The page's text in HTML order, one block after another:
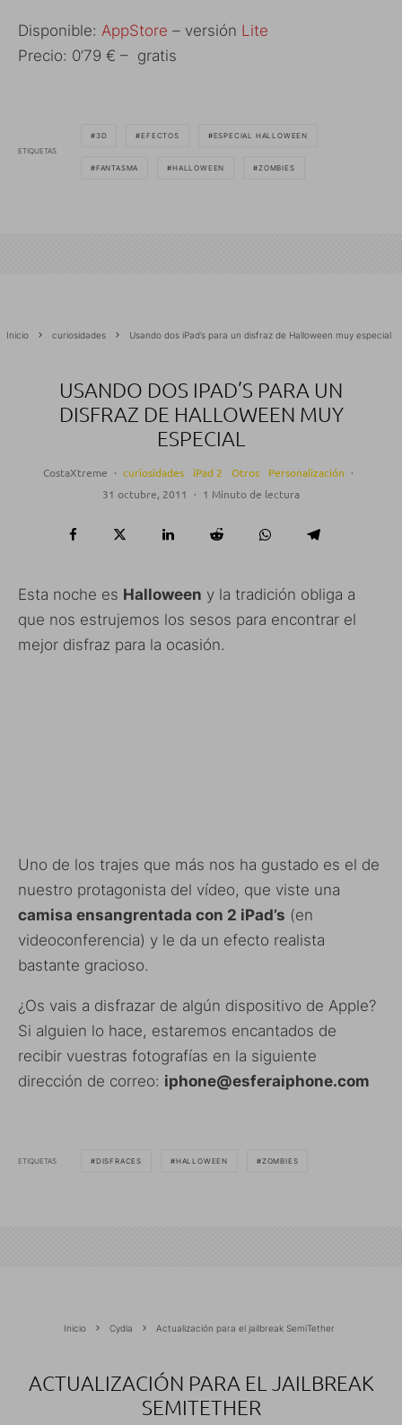
Disponible: AppStore – versión Lite
Precio: 0’79 € – gratis
ETIQUETAS
3D EFECTOS ESPECIAL HALLOWEEN
FANTASMA HALLOWEEN ZOMBIES
Inicio curiosidades Usando dos iPad’s para un disfraz de Halloween muy especial
USANDO DOS IPAD’S PARA UN
DISFRAZ DE HALLOWEEN MUY
ESPECIAL
CostaXtreme · curiosidades iPad 2 Otros Personalización ·
31 octubre, 2011
· 1 Minuto de lectura
Esta noche es Halloween y la tradición obliga a
que nos estrujemos los sesos para encontrar el
mejor disfraz para la ocasión.
Uno de los trajes que más nos ha gustado es el de
nuestro protagonista del vídeo, que viste una
camisa ensangrentada con 2 iPad’s (en
videoconferencia) y le da un efecto realista
bastante gracioso.
¿Os vais a disfrazar de algún dispositivo de Apple?
Si alguien lo hace, estaremos encantados de
recibir vuestras fotografías en la siguiente
dirección de correo: iphone@esferaiphone.com
ETIQUETAS DISFRACES HALLOWEEN ZOMBIES
Inicio Cydia Actualización para el jailbreak SemiTether
ACTUALIZACIÓN PARA EL JAILBREAK
SEMITETHER